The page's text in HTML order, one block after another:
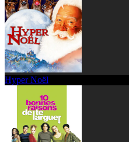
Hyper Noël